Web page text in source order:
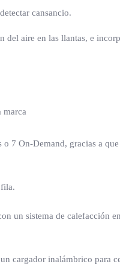
cansancio.
aire en las llantas, e
7 On-Demand, gracias a
un sistema de calefacción
cargador inalámbrico para